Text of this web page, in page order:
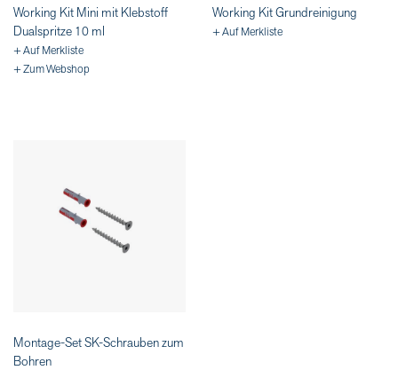
Working Kit Mini mit Klebstoff
Dualspritze 10 ml
+ Auf Merkliste
+ Zum Webshop
Working Kit Grundreinigung
+ Auf Merkliste
Montage-Set SK-Schrauben zum
Bohren